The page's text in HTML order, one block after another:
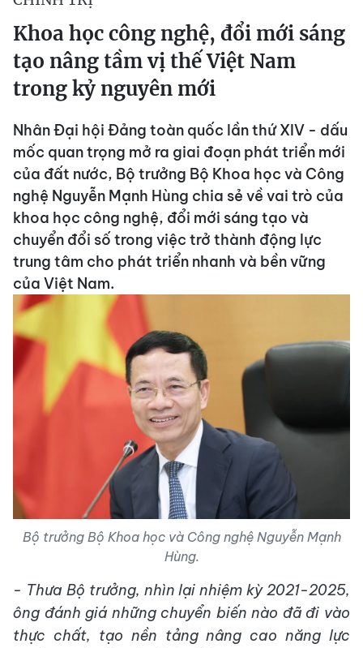
Khoa học công nghệ, đổi mới sáng
tạo nâng tầm vị thế Việt Nam
trong kỷ nguyên mới
Nhân Đại hội Đảng toàn quốc lần thứ XIV - dấu
mốc quan trọng mở ra giai đoạn phát triển mới
của đất nước, Bộ trưởng Bộ Khoa học và Công
nghệ Nguyễn Mạnh Hùng chia sẻ về vai trò của
khoa học công nghệ, đổi mới sáng tạo và
chuyển đổi số trong việc trở thành động lực
trung tâm cho phát triển nhanh và bền vững
của Việt Nam.
Bộ trưởng Bộ Khoa học và Công nghệ Nguyễn Mạnh
Hùng.
- Thưa Bộ trưởng, nhìn lại nhiệm kỳ 2021-2025,
ông đánh giá những chuyển biến nào đã đi vào
thực chất, tạo nền tảng nâng cao năng lực